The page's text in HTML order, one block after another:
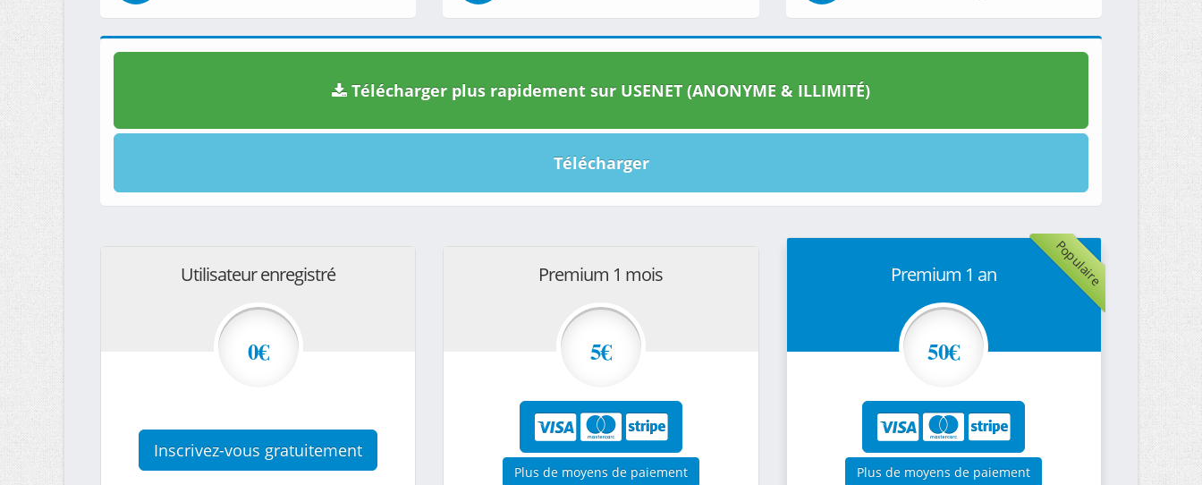
Télécharger plus rapidement sur USENET (ANONYME & ILLIMITÉ)
Télécharger
Utilisateur enregistré
0€
Inscrivez-vous gratuitement
Premium 1 mois
5€
Plus de moyens de paiement
Populaire
Premium 1 an
50€
Plus de moyens de paiement